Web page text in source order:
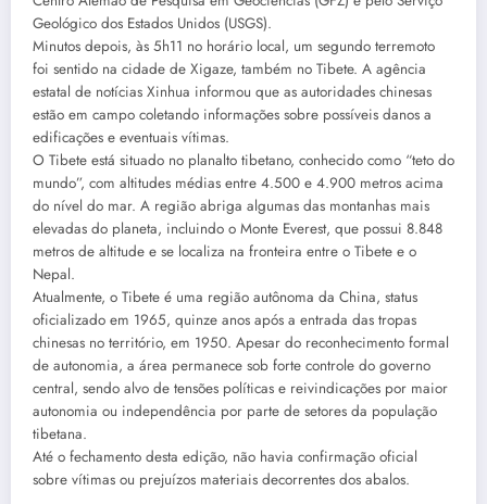
Geológico dos Estados Unidos (USGS).
Minutos depois, às 5h11 no horário local, um segundo terremoto
foi sentido na cidade de Xigaze, também no Tibete. A agência
estatal de notícias Xinhua informou que as autoridades chinesas
estão em campo coletando informações sobre possíveis danos a
edificações e eventuais vítimas.
O Tibete está situado no planalto tibetano, conhecido como “teto do
mundo”, com altitudes médias entre 4.500 e 4.900 metros acima
do nível do mar. A região abriga algumas das montanhas mais
elevadas do planeta, incluindo o Monte Everest, que possui 8.848
metros de altitude e se localiza na fronteira entre o Tibete e o
Nepal.
Atualmente, o Tibete é uma região autônoma da China, status
oficializado em 1965, quinze anos após a entrada das tropas
chinesas no território, em 1950. Apesar do reconhecimento formal
de autonomia, a área permanece sob forte controle do governo
central, sendo alvo de tensões políticas e reivindicações por maior
autonomia ou independência por parte de setores da população
tibetana.
Até o fechamento desta edição, não havia confirmação oficial
sobre vítimas ou prejuízos materiais decorrentes dos abalos.